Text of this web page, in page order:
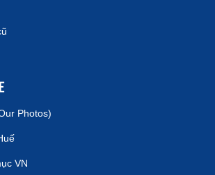
Photos)
VN